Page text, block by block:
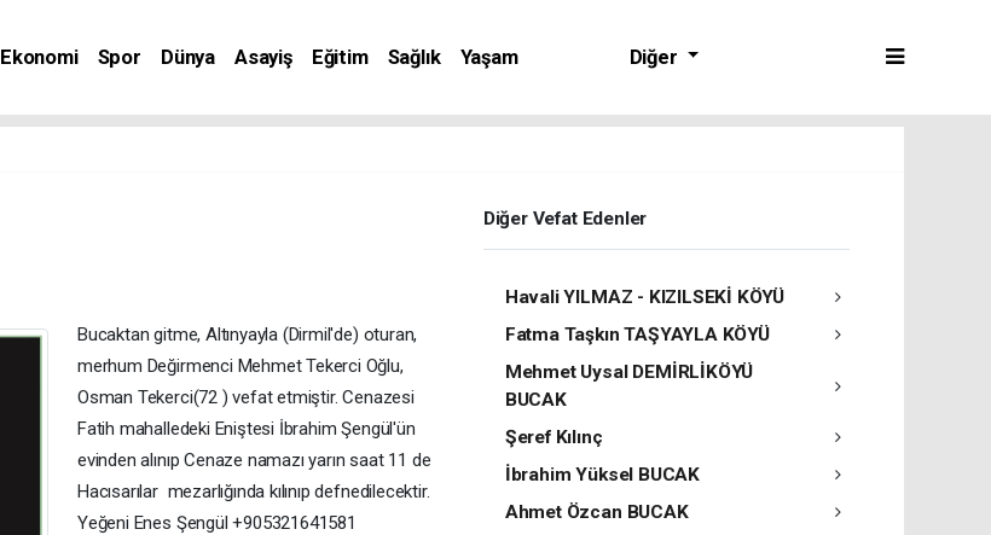
Ekonomi Spor Dünya Asayiş Eğitim Sağlık
Yaşam
Diğer
Bucaktan gitme, Altınyayla (Dirmil'de) oturan,
merhum Değirmenci Mehmet Tekerci Oğlu,
Osman Tekerci(72 ) vefat etmiştir. Cenazesi
Fatih mahalledeki Eniştesi İbrahim Şengül'ün
evinden alınıp Cenaze namazı yarın saat 11 de
Hacısarılar mezarlığında kılınıp defnedilecektir.
Yeğeni Enes Şengül +905321641581
Diğer Vefat Edenler
Havali YILMAZ - KIZILSEKİ KÖYÜ
Fatma Taşkın TAŞYAYLA KÖYÜ
Mehmet Uysal DEMİRLİKÖYÜ
BUCAK
Şeref Kılınç
İbrahim Yüksel BUCAK
Ahmet Özcan BUCAK